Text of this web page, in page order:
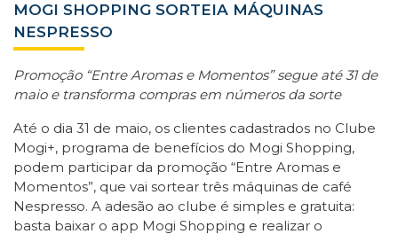
MOGI SHOPPING SORTEIA MÁQUINAS
NESPRESSO
Promoção “Entre Aromas e Momentos” segue até 31 de
maio e transforma compras em números da sorte
Até o dia 31 de maio, os clientes cadastrados no Clube
Mogi+, programa de benefícios do Mogi Shopping,
podem participar da promoção “Entre Aromas e
Momentos”, que vai sortear três máquinas de café
Nespresso. A adesão ao clube é simples e gratuita:
basta baixar o app Mogi Shopping e realizar o